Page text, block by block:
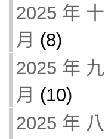
2025 年 十
月 (8)
2025 年 九
月 (10)
2025 年 八